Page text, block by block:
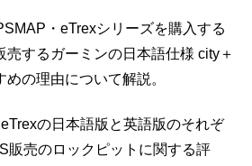
・eTrexシリーズを購入する
売するガーミンの日本語仕様 city＋
の理由について解説。
の日本語版と英語版のそれぞ
販売のロックピットに関する評